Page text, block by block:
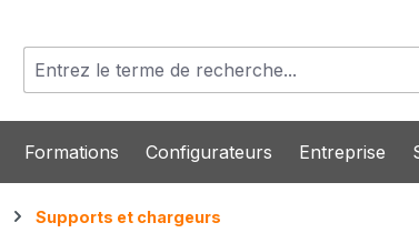
Formations Configurateurs Entreprise
Supports et chargeurs